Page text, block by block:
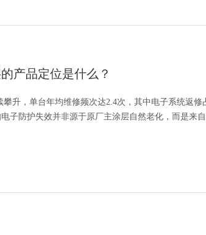
产品定位是什么？
升，单台年均维修频次达2.4次，其中电子系统返修
子防护失效并非源于原厂主涂层自然老化，而是来